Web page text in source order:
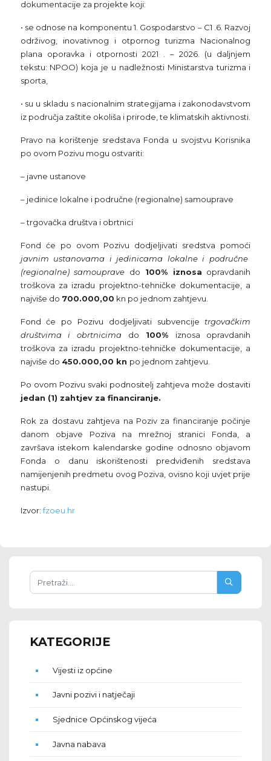
dokumentacije za projekte koji:
• se odnose na komponentu 1. Gospodarstvo – C1 .6. Razvoj
održivog, inovativnog i otpornog turizma Nacionalnog
plana oporavka i otpornosti 2021 . – 2026. (u daljnjem
tekstu: NPOO) koja je u nadležnosti Ministarstva turizma i
sporta,
• su u skladu s nacionalnim strategijama i zakonodavstvom
iz područja zaštite okoliša i prirode, te klimatskih aktivnosti.
Pravo na korištenje sredstava Fonda u svojstvu Korisnika
po ovom Pozivu mogu ostvariti:
– javne ustanove
– jedinice lokalne i područne (regionalne) samouprave
– trgovačka društva i obrtnici
Fond će po ovom Pozivu dodjeljivati sredstva pomoći
javnim ustanovama i jedinicama lokalne i područne
(regionalne) samouprave do 100% iznosa opravdanih
troškova za izradu projektno-tehničke dokumentacije, a
najviše do 700.000,00 kn po jednom zahtjevu.
Fond će po Pozivu dodjeljivati subvencijetrgovačkim
društvima i obrtnicima do 100% iznosa opravdanih
troškova za izradu projektno-tehničke dokumentacije, a
najviše do 450.000,00 kn po jednom zahtjevu.
Po ovom Pozivu svaki podnositelj zahtjeva može dostaviti
jedan (1) zahtjev za financiranje.
Rok za dostavu zahtjeva na Poziv za financiranje počinje
danom objave Poziva na mrežnoj stranici Fonda, a
završava istekom kalendarske godine odnosno objavom
Fonda o danu iskorištenosti predviđenih sredstava
namijenjenih predmetu ovog Poziva, ovisno koji uvjet prije
nastupi.
Izvor:fzoeu.hr
KATEGORIJE
Vijesti iz općine
Javni pozivi i natječaji
Sjednice Općinskog vijeća
Javna nabava